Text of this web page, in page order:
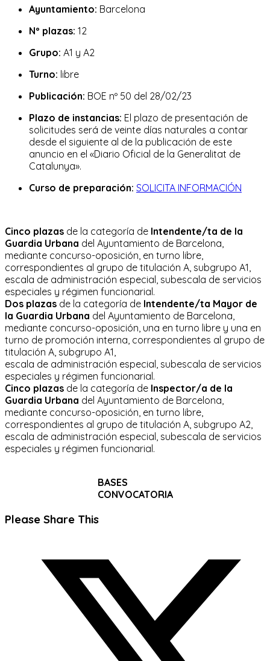
entrada:
la
Ayuntamiento: Barcelona
Nº plazas: 12
Grupo: A1 y A2
Turno: libre
Publicación: BOE nº 50 del 28/02/23
Plazo de instancias: El plazo de presentación de
solicitudes será de veinte días naturales a contar
desde el siguiente al de la publicación de este
anuncio en el «Diario Oficial de la Generalitat de
Catalunya».
Curso de preparación: SOLICITA INFORMACIÓN
Cinco plazas de la categoría de Intendente/ta de la
Guardia Urbana del Ayuntamiento de Barcelona,
mediante concurso-oposición, en turno libre,
correspondientes al grupo de titulación A, subgrupo A1,
escala de administración especial, subescala de servicios
especiales y régimen funcionarial.
Dos plazas de la categoría de Intendente/ta Mayor de
la Guardia Urbana del Ayuntamiento de Barcelona,
mediante concurso-oposición, una en turno libre y una en
turno de promoción interna, correspondientes al grupo de
titulación A, subgrupo A1,
escala de administración especial, subescala de servicios
especiales y régimen funcionarial.
Cinco plazas de la categoría de Inspector/a de la
Guardia Urbana del Ayuntamiento de Barcelona,
mediante concurso-oposición, en turno libre,
correspondientes al grupo de titulación A, subgrupo A2,
escala de administración especial, subescala de servicios
especiales y régimen funcionarial.
BASES
CONVOCATORIA
Please Share ThisCompartir